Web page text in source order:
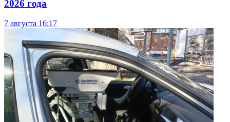
2026 года
7 августа 16:17